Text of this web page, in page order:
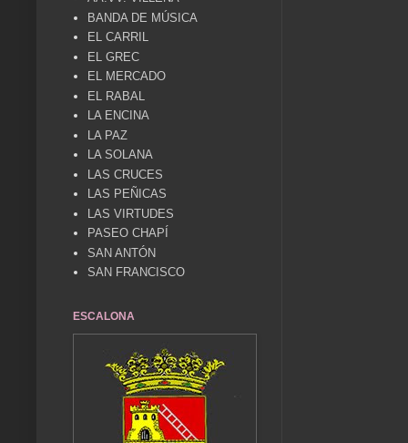
BANDA DE MÚSICA
EL CARRIL
EL GREC
EL MERCADO
EL RABAL
LA ENCINA
LA PAZ
LA SOLANA
LAS CRUCES
LAS PEÑICAS
LAS VIRTUDES
PASEO CHAPÍ
SAN ANTÓN
SAN FRANCISCO
ESCALONA